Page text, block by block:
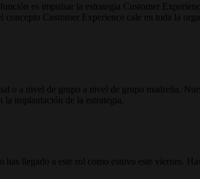
es impulsar la estrategia Customer
concepto Customer Experience cale en toda la
o a nivel de grupo a nivel de grupo madreña.
la implantación de la estrategia.
has llegado a este rol como estuvo este viernes.